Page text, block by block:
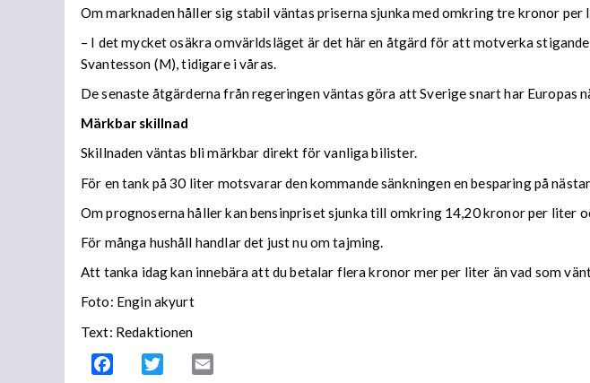
Om marknaden håller sig stabil väntas priserna sjunka med omkring tre kronor per
– I det mycket osäkra omvärldsläget är det här en åtgärd för att motverka
Svantesson (M), tidigare i våras.
De senaste åtgärderna från regeringen väntas göra att Sverige snart har Europas
Märkbar skillnad
Skillnaden väntas bli märkbar direkt för vanliga bilister.
För en tank på 30 liter motsvarar den kommande sänkningen en besparing på
Om prognoserna håller kan bensinpriset sjunka till omkring 14,20 kronor per liter
För många hushåll handlar det just nu om tajming.
Att tanka idag kan innebära att du betalar flera kronor mer per liter än vad som
Foto: Engin akyurt
Text: Redaktionen
Facebook Twitter